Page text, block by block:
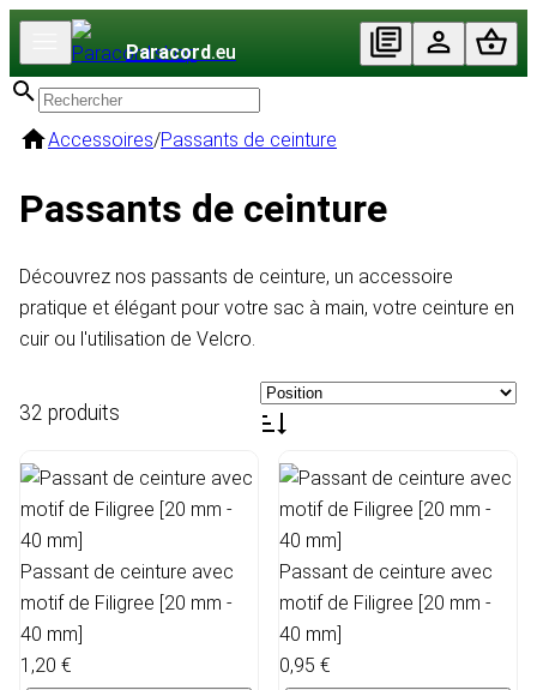
Paracord.eu
Accessoires/Passants de ceinture
Passants de ceinture
Découvrez nos passants de ceinture, un accessoire
pratique et élégant pour votre sac à main, votre ceinture en
cuir ou l'utilisation de Velcro.
32 produits
Passant de ceinture avec
motif de Filigree [20 mm -
40 mm]
1,20 €
Passant de ceinture avec
motif de Filigree [20 mm -
40 mm]
0,95 €